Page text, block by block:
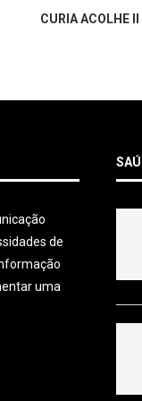
CURIA ACOLHE
de
uma